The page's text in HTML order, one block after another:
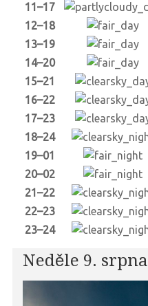
11–17
12–18
13–19
14–20
15–21
16–22
17–23
18–24
19–01
20–02
21–22
22–23
23–24
Neděle 9. srpna